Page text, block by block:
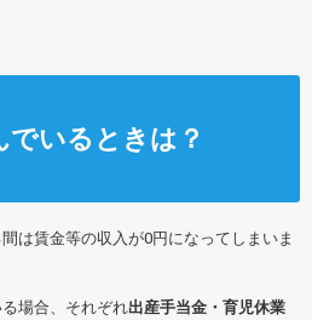
でいるときは？
は賃金等の収入が0円になってしまいま
場合、それぞれ出産手当金・育児休業